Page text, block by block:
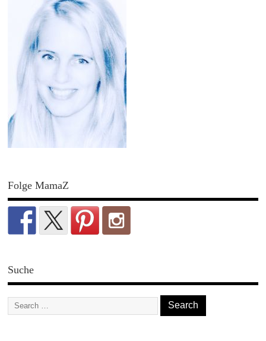
Folge MamaZ
Suche